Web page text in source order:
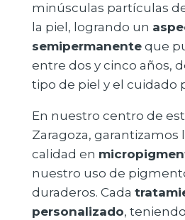
minúsculas partículas
la piel, logrando un
semipermanenteque
entre dos y cinco años,
tipo de piel y el cuidado
En nuestro centro de
Zaragoza, garantizamos
calidad en
nuestro uso de
duraderos. Cada
personalizado,